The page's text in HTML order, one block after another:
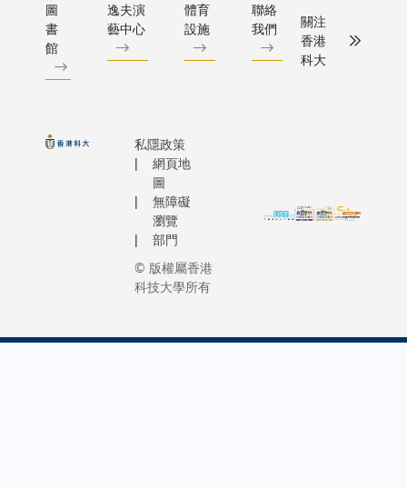
圖
書
館
逸夫演
藝中心
體育
設施
聯絡
我們
關注
香港
科大
私隱政策
網頁地
圖
無障礙
瀏覽
部門
© 版權屬香港
科技大學所有